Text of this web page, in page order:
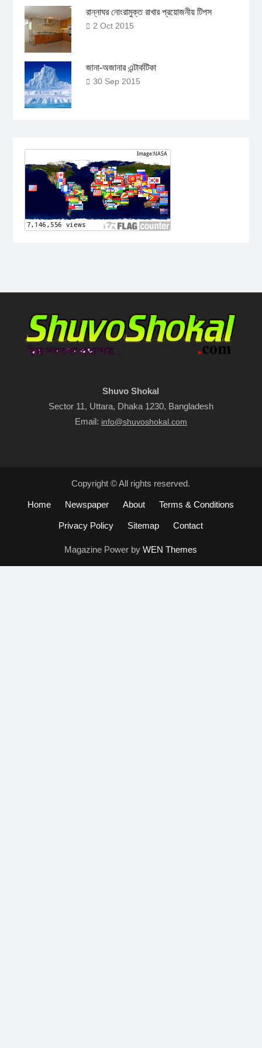
রান্নাঘর নোংরামুক্ত রাখার প্রয়োজনীয় টিপস
2 Oct 2015
জানা-অজানার এন্টার্কটিকা
30 Sep 2015
Shuvo Shokal
Sector 11, Uttara, Dhaka 1230, Bangladesh
Email: info@shuvoshokal.com
Copyright © All rights reserved.
Home Newspaper About Terms & Conditions
Privacy Policy Sitemap Contact
Magazine Power byWEN Themes